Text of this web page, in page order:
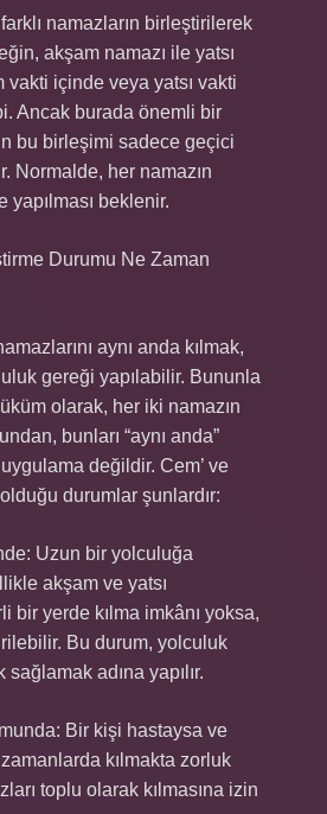
namazların birleştirilerek
akşam namazı ile yatsı
vakti içinde veya yatsı vakti
Ancak burada önemli bir
bu birleşimi sadece geçici
Normalde, her namazın
yapılması beklenir.
Durumu Ne Zaman
aynı anda kılmak,
gereği yapılabilir. Bununla
olarak, her iki namazın
bunları “aynı anda”
değildir. Cem’ ve
durumlar şunlardır:
Uzun bir yolculuğa
akşam ve yatsı
bir yerde kılma imkânı yoksa,
Bu durum, yolculuk
sağlamak adına yapılır.
Bir kişi hastaysa ve
kılmakta zorluk
toplu olarak kılmasına izin